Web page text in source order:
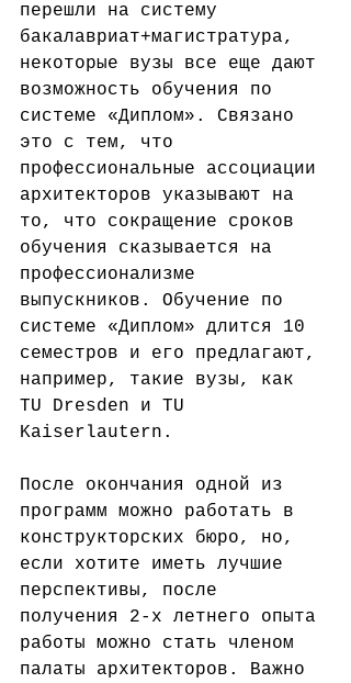
перешли на систему
бакалавриат+магистратура,
некоторые вузы все еще дают
возможность обучения по
системе «Диплом». Связано
это с тем, что
профессиональные ассоциации
архитекторов указывают на
то, что сокращение сроков
обучения сказывается на
профессионализме
выпускников. Обучение по
системе «Диплом» длится 10
семестров и его предлагают,
например, такие вузы, как
TU Dresden и TU
Kaiserlautern.
После окончания одной из
программ можно работать в
конструкторских бюро, но,
если хотите иметь лучшие
перспективы, после
получения 2-х летнего опыта
работы можно стать членом
палаты архитекторов. Важно